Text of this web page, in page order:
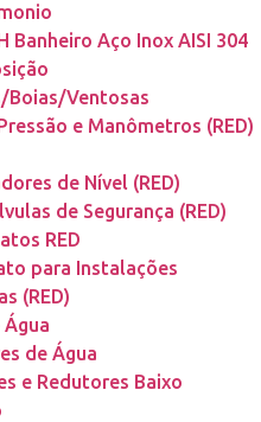
Banheiro Aço Inox AISI 304
Boias/Ventosas
e Manômetros (RED)
de Nível (RED)
de Segurança (RED)
RED
para Instalações
(RED)
de Água
e Redutores Baixo